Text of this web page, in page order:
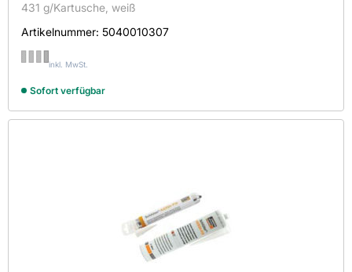
431 g/Kartusche, weiß
Artikelnummer: 5040010307
inkl. MwSt.
Sofort verfügbar